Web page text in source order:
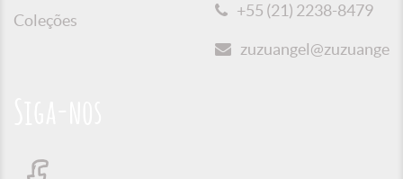
Coleções
+55 (21) 2238-8479